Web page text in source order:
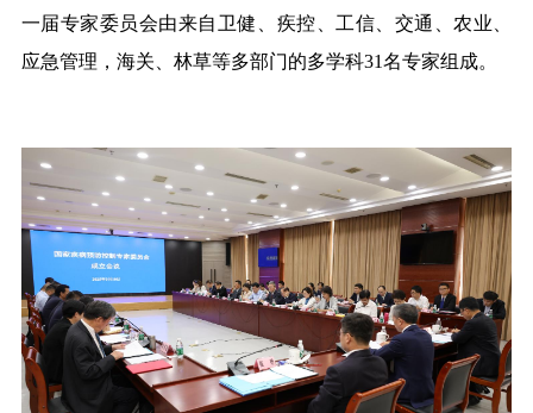
一届专家委员会由来自卫健、疾控、工信、交通、农业、
应急管理，海关、林草等多部门的多学科31名专家组成。